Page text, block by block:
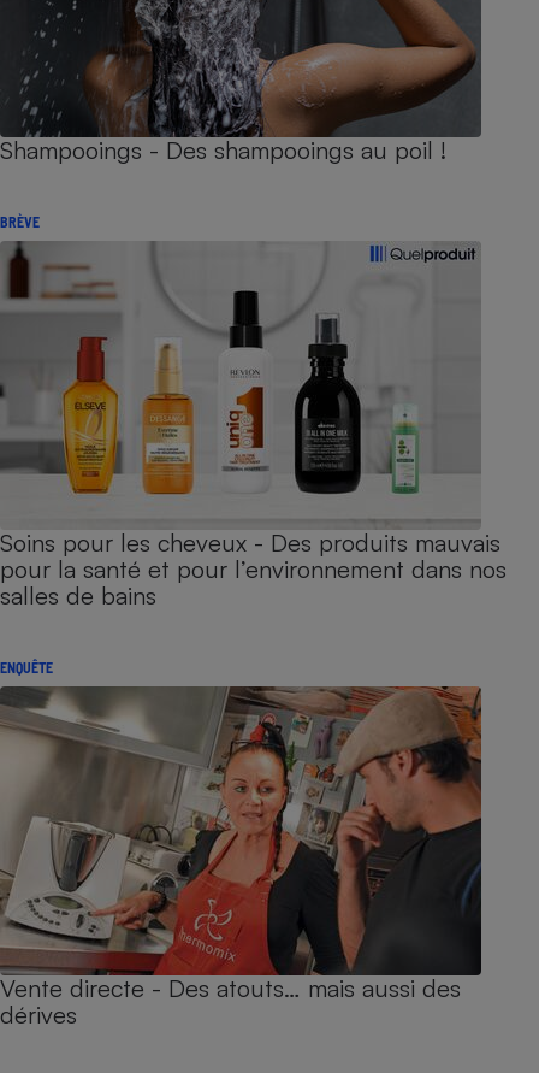
Shampooings - Des shampooings au poil !
BRÈVE
Soins pour les cheveux - Des produits mauvais
pour la santé et pour l’environnement dans nos
salles de bains
ENQUÊTE
Vente directe - Des atouts… mais aussi des
dérives